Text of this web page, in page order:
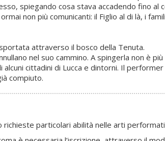
spiegando cosa stava accadendo fino
non più comunicanti: il Figlio al di là, i
attraverso il bosco della Tenuta.
nel suo cammino. A spingerla non è
cittadini di Lucca e dintorni. Il performer
compiuto.
particolari abilità nelle arti